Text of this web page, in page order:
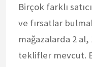
Birçok farklı
ve fırsatlar
mağazalarda 2
teklifler mevcut.